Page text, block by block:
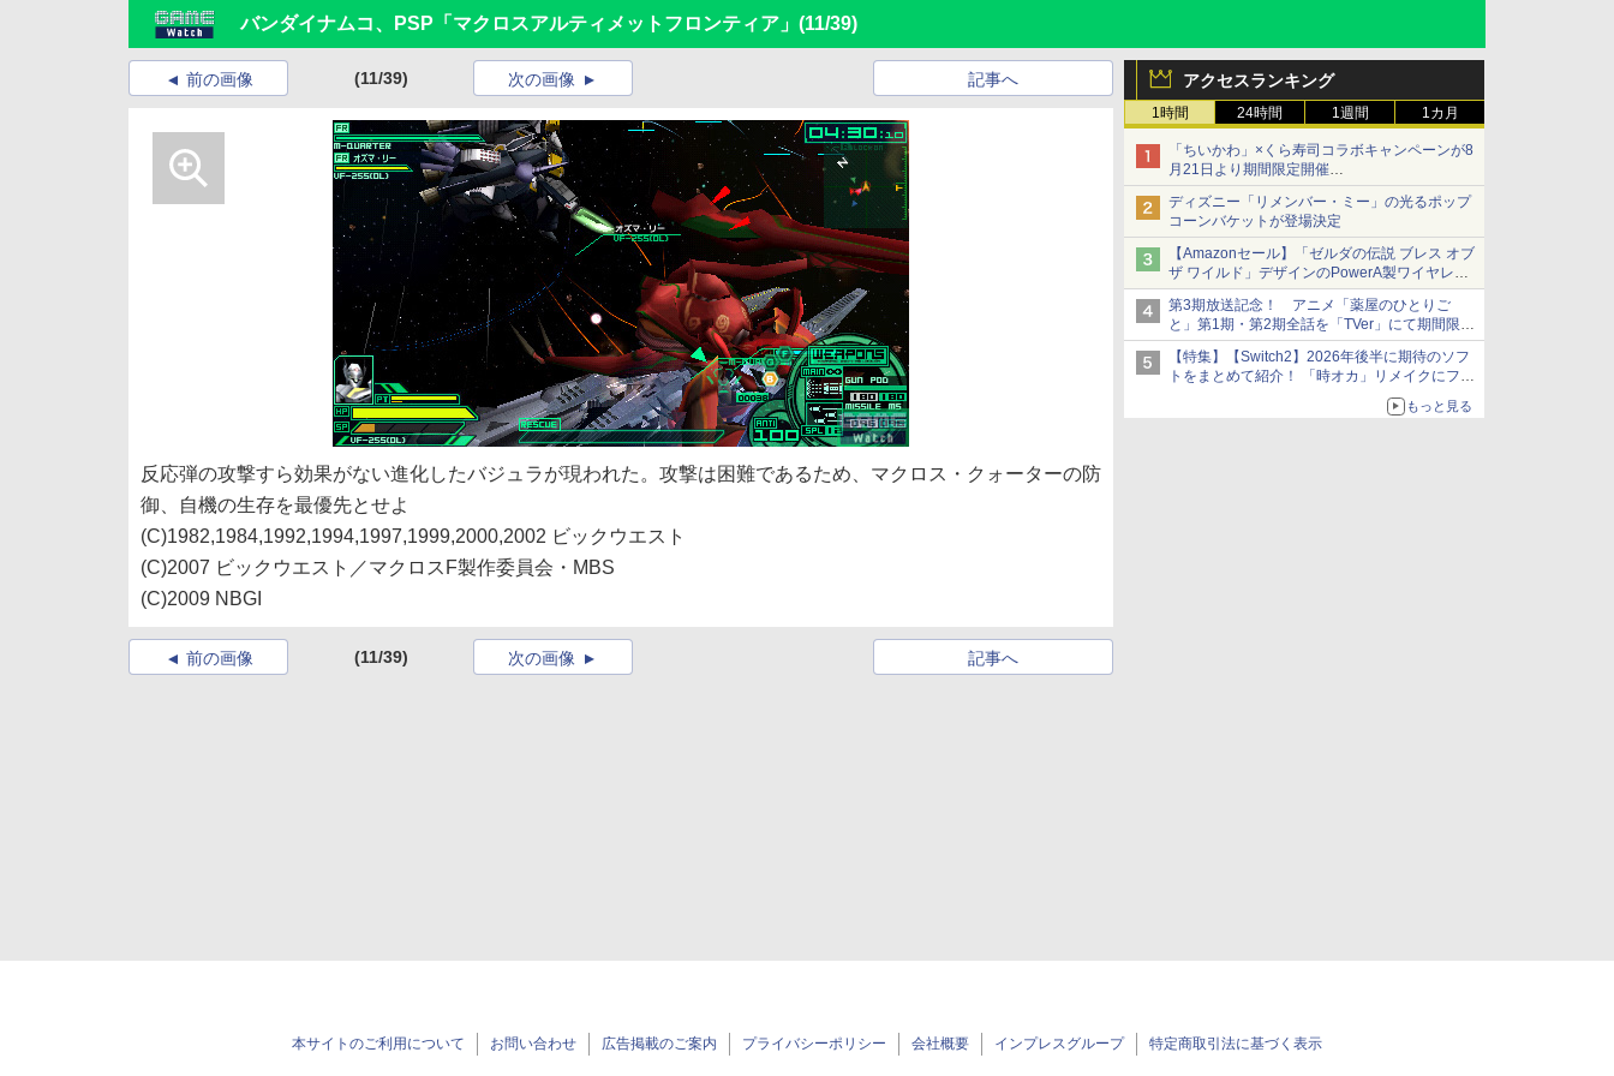
バンダイナムコ、PSP「マクロスアルティメットフロンティア」 (11/39)
アクセスランキング
1時間 24時間 1週間 1カ月
「ちいかわ」×くら寿司コラボキャンペーンが8
月21日より期間限定開催
オリジナルの湯呑みや寿司皿が景品に登場！
ディズニー「リメンバー・ミー」の光るポップ
コーンバケットが登場決定
【Amazonセール】「ゼルダの伝説 ブレス オブ
ザ ワイルド」デザインのPowerA製ワイヤレス
コントローラーがお買い得。Switch2でも使用
可能
第3期放送記念！ アニメ「薬屋のひとりご
と」第1期・第2期全話を「TVer」にて期間限定
で順次無料配信開始
【特集】【Switch2】2026年後半に期待のソフ
トをまとめて紹介！ 「時オカ」リメイクにフロ
もっと見る
前の画像 (11/39) 記事へ
次の画像
反応弾の攻撃すら効果がない進化したバジュラが現われた。攻撃は困難であるため、マクロス・クォーターの防
御、自機の生存を最優先とせよ
(C)1982,1984,1992,1994,1997,1999,2000,2002 ビックウエスト
(C)2007 ビックウエスト／マクロスF製作委員会・MBS
(C)2009 NBGI
前の画像 (11/39) 記事へ
次の画像
本サイトのご利用について お問い合わせ 広告掲載のご案内 プライバシーポリシー 会社概要 インプレスグループ 特定商取引法に基づく表示